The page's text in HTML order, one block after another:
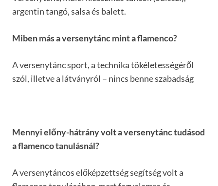
argentin tangó, salsa és balett.
Miben más a versenytánc mint a flamenco?
A versenytánc sport, a technika tökéletességéről
szól, illetve a látványról – nincs benne szabadság
Mennyi előny-hátrány volt a versenytánc tudásod
a flamenco tanulásnál?
A versenytáncos előképzettség segítség volt a